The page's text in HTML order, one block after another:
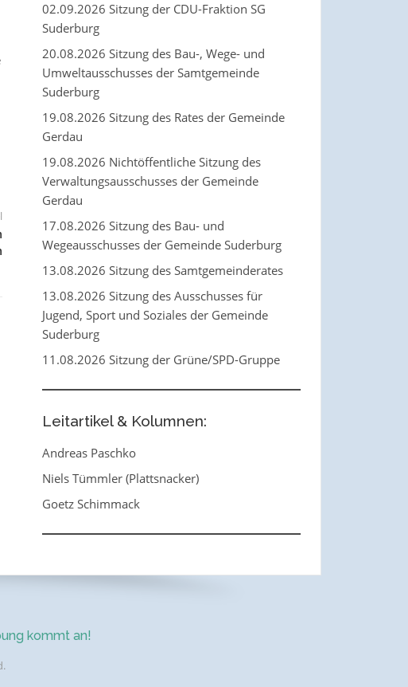
02.09.2026 Sitzung der CDU-Fraktion SG
Suderburg
20.08.2026 Sitzung des Bau-, Wege- und
Umweltausschusses der Samtgemeinde
Suderburg
19.08.2026 Sitzung des Rates der Gemeinde
Gerdau
19.08.2026 Nichtöffentliche Sitzung des
Verwaltungsausschusses der Gemeinde
Gerdau
17.08.2026 Sitzung des Bau- und
Wegeausschusses der Gemeinde Suderburg
13.08.2026 Sitzung des Samtgemeinderates
13.08.2026 Sitzung des Ausschusses für
Jugend, Sport und Soziales der Gemeinde
Suderburg
11.08.2026 Sitzung der Grüne/SPD-Gruppe
Leitartikel & Kolumnen:
Andreas Paschko
Niels Tümmler (Plattsnacker)
Goetz Schimmack
kommt an!